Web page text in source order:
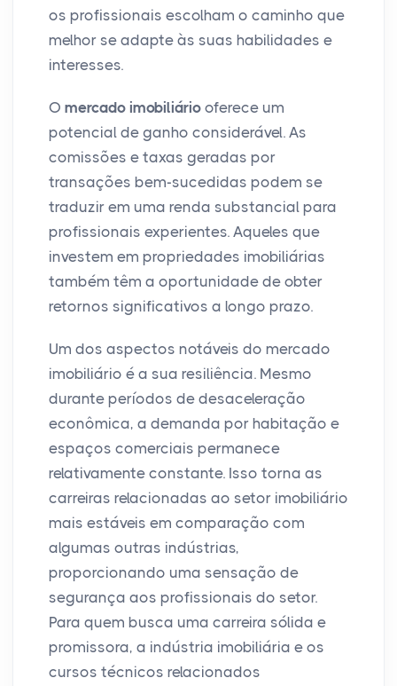
os profissionais escolham o caminho que
melhor se adapte às suas habilidades e
interesses.
O mercado imobiliário oferece um
potencial de ganho considerável. As
comissões e taxas geradas por
transações bem-sucedidas podem se
traduzir em uma renda substancial para
profissionais experientes. Aqueles que
investem em propriedades imobiliárias
também têm a oportunidade de obter
retornos significativos a longo prazo.
Um dos aspectos notáveis do mercado
imobiliário é a sua resiliência. Mesmo
durante períodos de desaceleração
econômica, a demanda por habitação e
espaços comerciais permanece
relativamente constante. Isso torna as
carreiras relacionadas ao setor imobiliário
mais estáveis em comparação com
algumas outras indústrias,
proporcionando uma sensação de
segurança aos profissionais do setor.
Para quem busca uma carreira sólida e
promissora, a indústria imobiliária e os
cursos técnicos relacionados